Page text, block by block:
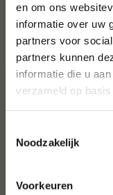
en om ons
informatie over uw
partners voor
partners kunnen
informatie die u
verzameld op
Noodzakelijk
Voorkeuren
€ 30,-
10% korting
eerste
Schrijf je in voor
10% korting op
VOORNAAM
ACHTERNAAM